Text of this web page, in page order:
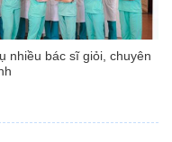
nhiều bác sĩ giỏi, chuyên